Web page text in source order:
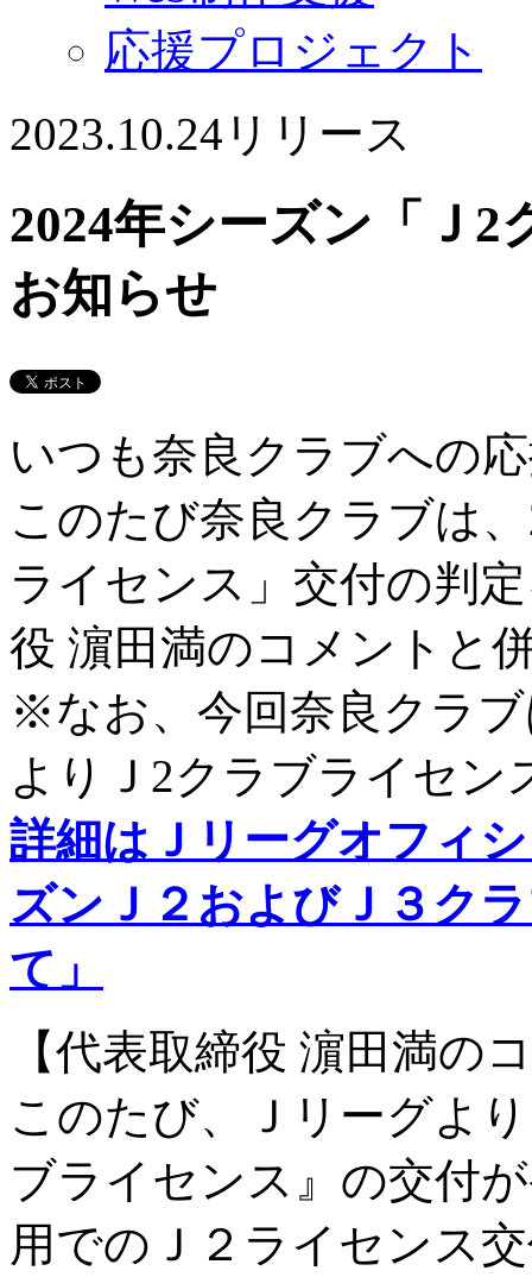
応援プロジェクト
2023.10.24 リリース
2024年シーズン「Ｊ
お知らせ
いつも奈良クラブへの
このたび奈良クラブは
ライセンス」交付の判
役 濵田満のコメントと
※なお、今回奈良クラ
よりＪ2クラブライセン
詳細はＪリーグオフィ
ズンＪ２およびＪ３ク
て」
【代表取締役 濵田満の
このたび、Ｊリーグよ
ブライセンス』の交付
用でのＪ２ライセンス